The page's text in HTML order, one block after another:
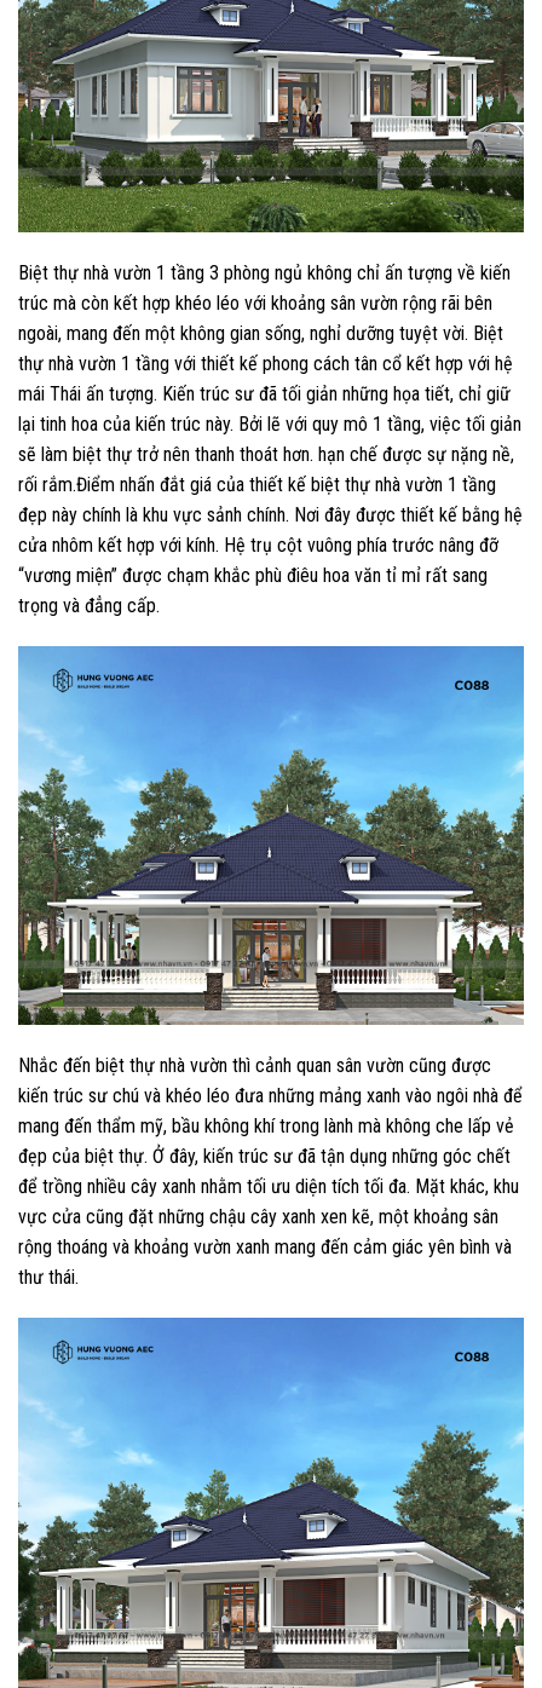
Biệt thự nhà vườn 1 tầng 3 phòng ngủ không chỉ ấn tượng về kiến
trúc mà còn kết hợp khéo léo với khoảng sân vườn rộng rãi bên
ngoài, mang đến một không gian sống, nghỉ dưỡng tuyệt vời. Biệt
thự nhà vườn 1 tầng với thiết kế phong cách tân cổ kết hợp với hệ
mái Thái ấn tượng. Kiến trúc sư đã tối giản những họa tiết, chỉ giữ
lại tinh hoa của kiến trúc này. Bởi lẽ với quy mô 1 tầng, việc tối giản
sẽ làm biệt thự trở nên thanh thoát hơn. hạn chế được sự nặng nề,
rối rắm.Điểm nhấn đắt giá của thiết kế biệt thự nhà vườn 1 tầng
đẹp này chính là khu vực sảnh chính. Nơi đây được thiết kế bằng hệ
cửa nhôm kết hợp với kính. Hệ trụ cột vuông phía trước nâng đỡ
“vương miện” được chạm khắc phù điêu hoa văn tỉ mỉ rất sang
trọng và đẳng cấp.
Nhắc đến biệt thự nhà vườn thì cảnh quan sân vườn cũng được
kiến trúc sư chú và khéo léo đưa những mảng xanh vào ngôi nhà để
mang đến thẩm mỹ, bầu không khí trong lành mà không che lấp vẻ
đẹp của biệt thự. Ở đây, kiến trúc sư đã tận dụng những góc chết
để trồng nhiều cây xanh nhằm tối ưu diện tích tối đa. Mặt khác, khu
vực cửa cũng đặt những chậu cây xanh xen kẽ, một khoảng sân
rộng thoáng và khoảng vườn xanh mang đến cảm giác yên bình và
thư thái.